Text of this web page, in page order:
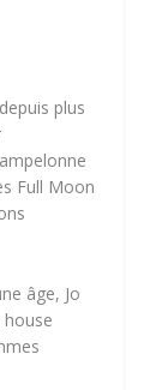
plus
Full Moon
âge, Jo
house